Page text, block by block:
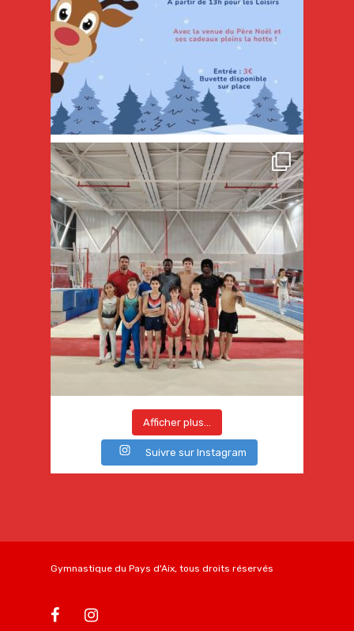
Afficher plus...
Suivre sur Instagram
Gymnastique du Pays d'Aix, tous droits réservés